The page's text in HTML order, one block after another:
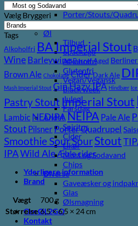
Strong Ale/Dark Ale/
Porter/Stouts/
Røgøl
Øl
Tilbud
6pack2go
Alkoholfri
Glutenfri
Vegan/Vegansk
Black week
Juleøl
Farsdag
Andet
Spiritus
Cider
Likør
Most og Sodavand
Chips
Diverse
Gaveæsker og
Glas
Ølsmagning
Om ØL2GO
Kontakt
Vælg Bryggeri
Tags
Alkoholfri BA Imperial Stout
Wine BarleywineBarrel Aged
Brown Ale Chokolade CiderDark Ale
Mash Imperial Stout GinHazy IPA Hindbær
Pastry Stout Imperial Stout
LambicNEDIPANEIPA Pale Ale
StoutPilsnerPorterQuadrupel
Smoothie SourSourStout
IPAWild AleÆble cider
Yderligere information
Brand
Vægt
700 g
Størrelse 6,5 × 6,5 × 24 cm